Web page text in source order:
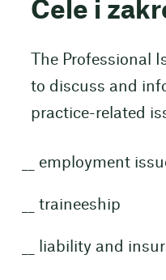
Cele i
The Professional
to discuss and
practice-related
employment
traineeship
liability and